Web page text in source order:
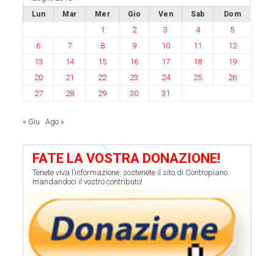
Lun Mar Mer Gio Ven Sab Dom
1 2 3 4
5
6
7 8 9 10 11
12
13
14 15 16 17 18
19
20
21 22 23 24 25
26
27
28 29 30 31
« Giu Ago »
FATE LA VOSTRA DONAZIONE!
Tenete viva l’informazione: sostenete il sito di Contropiano
mandandoci il vostro contributo!